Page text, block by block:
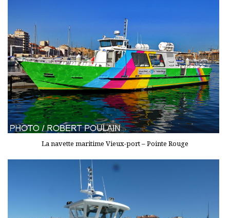
La navette maritime Vieux-port – Pointe Rouge